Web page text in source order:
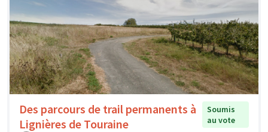
Des parcours de trail permanents à
Lignières de Touraine
Soumis
au vote